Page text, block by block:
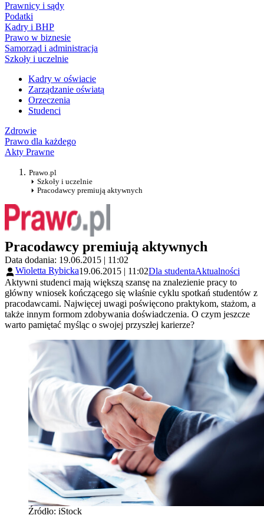
Prawnicy i sądy
Podatki
Kadry i BHP
Prawo w biznesie
Samorząd i administracja
Szkoły i uczelnie
Kadry w oświacie
Zarządzanie oświatą
Orzeczenia
Studenci
Zdrowie
Prawo dla każdego
Akty Prawne
Prawo.pl
Szkoły i uczelnie
Pracodawcy premiują aktywnych
Pracodawcy premiują aktywnych
Data dodania: 19.06.2015 | 11:02
Wioletta Rybicka19.06.2015 | 11:02Dla studentaAktualności
Aktywni studenci mają większą szansę na znalezienie pracy to
główny wniosek kończącego się właśnie cyklu spotkań studentów z
pracodawcami. Najwięcej uwagi poświęcono praktykom, stażom, a
także innym formom zdobywania doświadczenia. O czym jeszcze
warto pamiętać myśląc o swojej przyszłej karierze?
Źródło: iStock